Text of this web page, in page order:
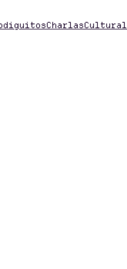
CharlasCultural